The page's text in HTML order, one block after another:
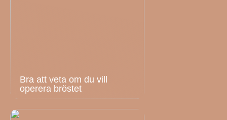
Bra att veta om du vill
operera bröstet